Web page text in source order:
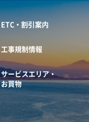
ETC・割引案内
工事規制情報
サービスエリア・
お買物